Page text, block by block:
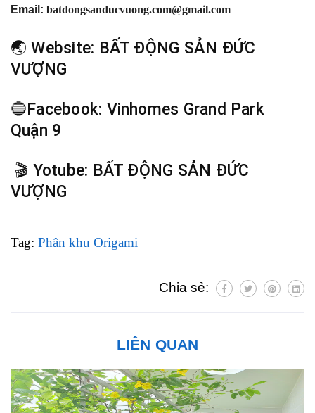
Email: batdongsanducvuong.com@gmail.com
🌏 Website: BẤT ĐỘNG SẢN ĐỨC
VƯỢNG
🔵Facebook: Vinhomes Grand Park
Quận 9
🎬 Yotube: BẤT ĐỘNG SẢN ĐỨC
VƯỢNG
Tag: Phân khu Origami
Chia sẻ:
LIÊN QUAN